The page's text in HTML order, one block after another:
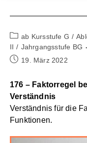
Beitrags-
Kategorie:
ab Kursstufe G /
II / Jahrgangsstufe BG
Beitrag19. März 2022
176 – Faktorregel
Verständnis
Verständnis für die
Funktionen.